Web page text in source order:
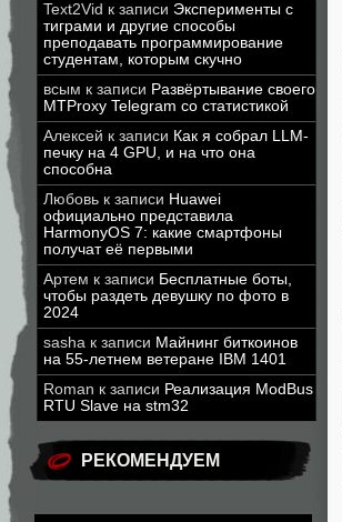
Text2Vid к записи Эксперименты с
тиграми и другие способы
преподавать программирование
студентам, которым скучно
всым к записи Развёртывание своего
MTProxy Telegram со статистикой
Алексей к записи Как я собрал LLM-
печку на 4 GPU, и на что она
способна
Любовь к записи Huawei
официально представила
HarmonyOS 7: какие смартфоны
получат её первыми
Артем к записи Бесплатные боты,
чтобы раздеть девушку по фото в
2024
sasha к записи Майнинг биткоинов
на 55-летнем ветеране IBM 1401
Roman к записи Реализация ModBus
RTU Slave на stm32
РЕКОМЕНДУЕМ